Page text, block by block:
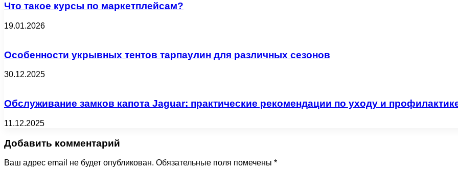
Что такое курсы по маркетплейсам?
19.01.2026
Особенности укрывных тентов тарпаулин для различных сезонов
30.12.2025
Обслуживание замков капота Jaguar: практические рекомендации по уходу и
11.12.2025
Добавить комментарий
Ваш адрес email не будет опубликован. Обязательные поля помечены *